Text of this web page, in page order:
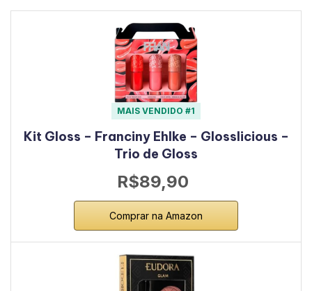
MAIS VENDIDO #1
Kit Gloss – Franciny Ehlke – Glosslicious –
Trio de Gloss
R$89,90
Comprar na Amazon